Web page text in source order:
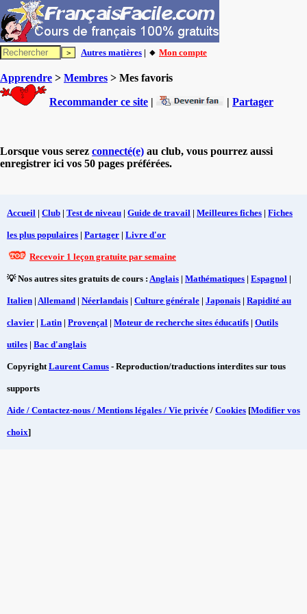
Autres matières | 🔸 Mon compte
Apprendre > Membres > Mes favoris
Recommander ce site | | Partager
Lorsque vous serez connecté(e) au club, vous pourrez aussi
enregistrer ici vos 50 pages préférées.
Accueil | Club | Test de niveau | Guide de travail | Meilleures fiches | Fiches
les plus populaires | Partager | Livre d'or
Recevoir 1 leçon gratuite par semaine
💡 Nos autres sites gratuits de cours : Anglais | Mathématiques | Espagnol |
Italien | Allemand | Néerlandais | Culture générale | Japonais | Rapidité au
clavier | Latin | Provençal | Moteur de recherche sites éducatifs | Outils
utiles | Bac d'anglais
CopyrightLaurent Camus - Reproduction/traductions interdites sur tous
supports
Aide / Contactez-nous / Mentions légales / Vie privée / Cookies [Modifier vos
choix]